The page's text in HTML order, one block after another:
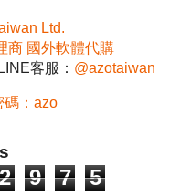
Ltd.
商 國外軟體代購
客服： @azotaiwan
碼：azo
9 7 5